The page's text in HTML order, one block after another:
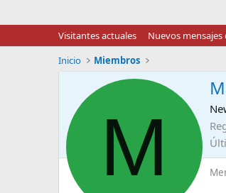
Visitantes actuales Nuevos
Inicio
Miembros
M